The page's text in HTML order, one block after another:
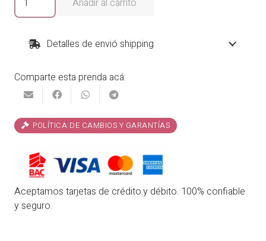
Ashley
Detalles de envió shipping
Comparte esta prenda acá:
POLÍTICA DE CAMBIOS Y GARANTÍAS
Aceptamos tarjetas de crédito.y débito. 100% confiable
y seguro.